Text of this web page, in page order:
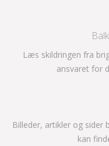
Læs skildringen fra
ansvaret for
Billeder, artikler og sider
kan